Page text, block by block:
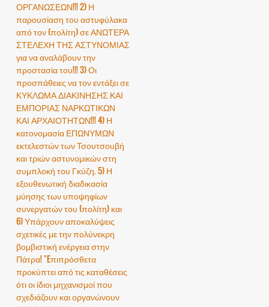
ΟΡΓΑΝΩΣΕΩΝ!!! 2) Η
παρουσίαση του αστυφύλακα
από τον (πολίτη) σε ΑΝΩΤΕΡΑ
ΣΤΕΛΕΧΗ ΤΗΣ ΑΣΤΥΝΟΜΙΑΣ
για να αναλάβουν την
προστασία του!!! 3) Οι
προσπάθειες να τον εντάξει σε
ΚΥΚΛΩΜΑ ΔΙΑΚΙΝΗΣΗΣ ΚΑΙ
ΕΜΠΟΡΙΑΣ ΝΑΡΚΩΤΙΚΩΝ
ΚΑΙ ΑΡΧΑΙΟΤΗΤΩΝ!!! 4) Η
κατονομασία ΕΠΩΝΥΜΩΝ
εκτελεστών των Τσουτσουβή
και τριών αστυνομικών στη
συμπλοκή του Γκύζη. 5) Η
εξουθενωτική διαδικασία
μύησης των υποψηφίων
συνεργατών του (πολίτη) και
6) Υπάρχουν αποκαλύψεις
σχετικές με την πολύνεκρη
βομβιστική ενέργεια στην
Πάτρα! "Eπιπρόσθετα
προκύπτει από τις καταθέσεις
ότι οι ίδιοι μηχανισμοί που
σχεδιάζουν και οργανώνουν